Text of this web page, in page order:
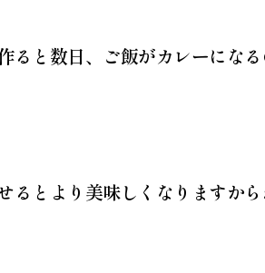
ると数日、ご飯がカレーになる
るとより美味しくなりますから